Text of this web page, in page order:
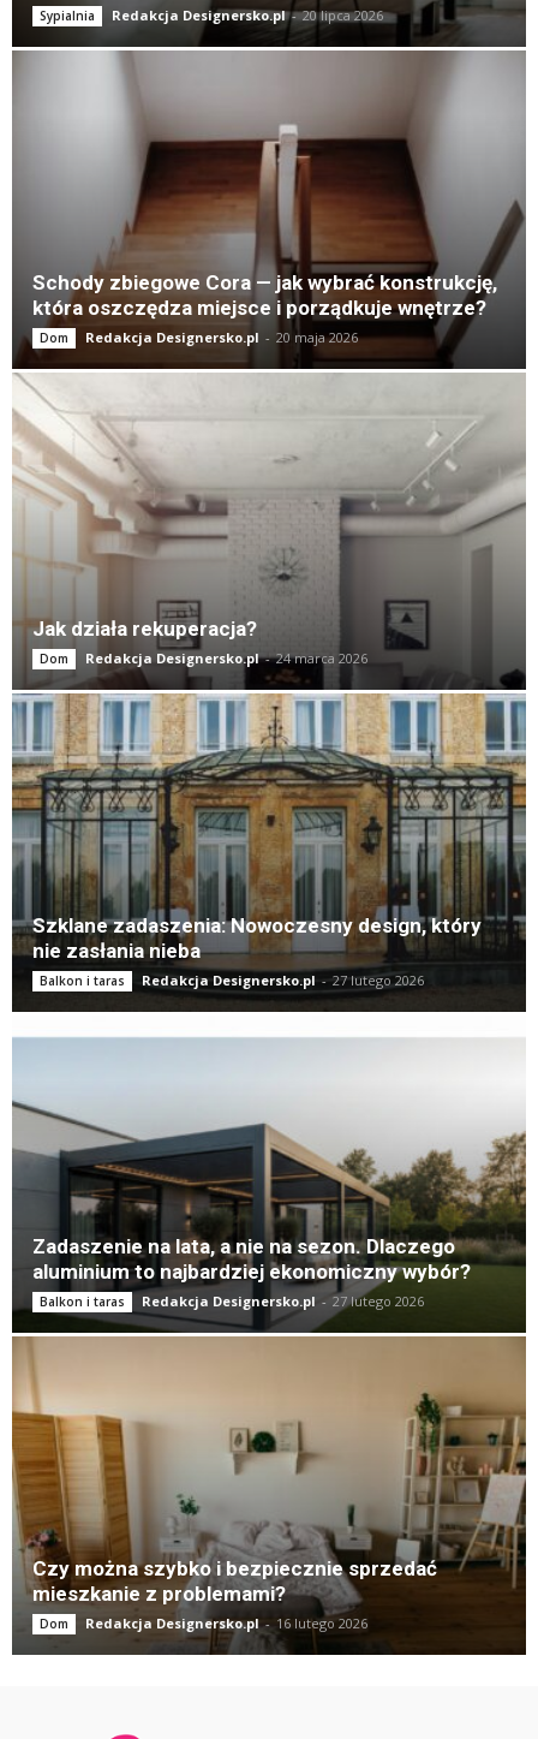
Sypialnia Redakcja Designersko.pl - 20 lipca 2026
Schody zbiegowe Cora — jak wybrać konstrukcję,
która oszczędza miejsce i porządkuje wnętrze?
Dom Redakcja Designersko.pl - 20 maja 2026
Jak działa rekuperacja?
Dom Redakcja Designersko.pl - 24 marca 2026
Szklane zadaszenia: Nowoczesny design, który
nie zasłania nieba
Balkon i taras Redakcja Designersko.pl - 27 lutego 2026
Zadaszenie na lata, a nie na sezon. Dlaczego
aluminium to najbardziej ekonomiczny wybór?
Balkon i taras Redakcja Designersko.pl - 27 lutego 2026
Czy można szybko i bezpiecznie sprzedać
mieszkanie z problemami?
Dom Redakcja Designersko.pl - 16 lutego 2026